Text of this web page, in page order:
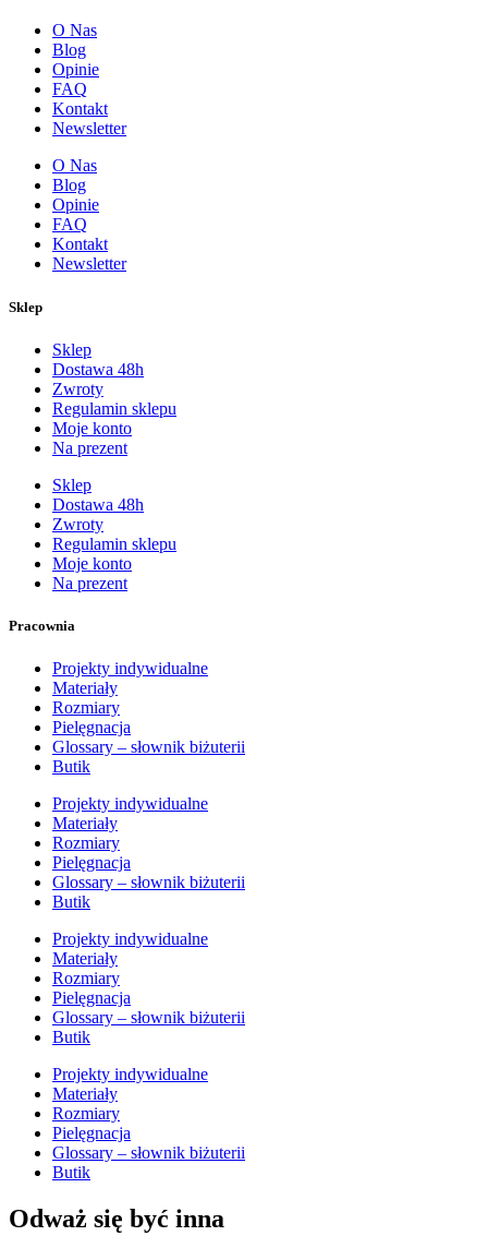
O Nas
Blog
Opinie
FAQ
Kontakt
Newsletter
O Nas
Blog
Opinie
FAQ
Kontakt
Newsletter
Sklep
Sklep
Dostawa 48h
Zwroty
Regulamin sklepu
Moje konto
Na prezent
Sklep
Dostawa 48h
Zwroty
Regulamin sklepu
Moje konto
Na prezent
Pracownia
Projekty indywidualne
Materiały
Rozmiary
Pielęgnacja
Glossary – słownik biżuterii
Butik
Projekty indywidualne
Materiały
Rozmiary
Pielęgnacja
Glossary – słownik biżuterii
Butik
Projekty indywidualne
Materiały
Rozmiary
Pielęgnacja
Glossary – słownik biżuterii
Butik
Projekty indywidualne
Materiały
Rozmiary
Pielęgnacja
Glossary – słownik biżuterii
Butik
Odważ się być inna